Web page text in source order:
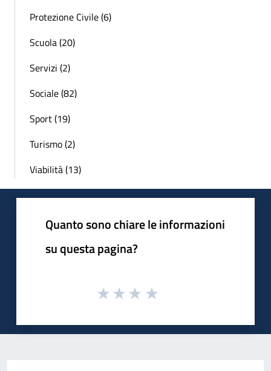
Protezione Civile (6)
Scuola (20)
Servizi (2)
Sociale (82)
Sport (19)
Turismo (2)
Viabilità (13)
Quanto sono chiare le informazioni
su questa pagina?